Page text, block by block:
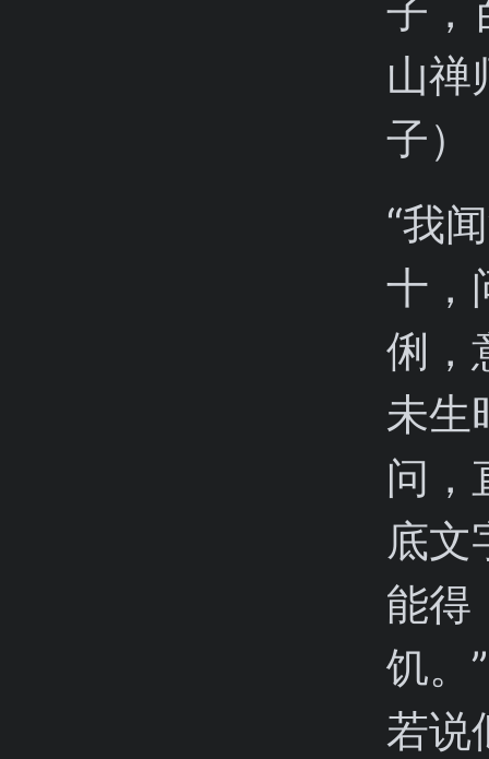
子，
山禅
子）
“我
十，
俐，
未生
问，
底文
能得
饥。
若说